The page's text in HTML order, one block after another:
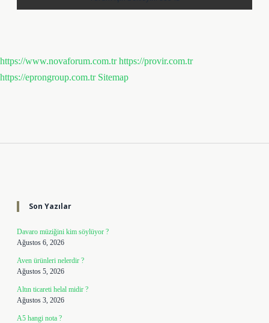
https://www.novaforum.com.tr https://provir.com.tr
https://eprongroup.com.tr Sitemap
Son Yazılar
Davaro müziğini kim söylüyor ?
Ağustos 6, 2026
Aven ürünleri nelerdir ?
Ağustos 5, 2026
Altın ticareti helal midir ?
Ağustos 3, 2026
A5 hangi nota ?